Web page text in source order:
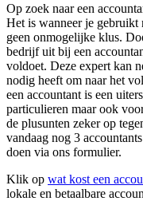
Op zoek naar een
Het is wanneer je gebruikt
geen onmogelijke klus.
bedrijf uit bij een
voldoet. Deze expert kan
nodig heeft om naar het
een accountant is een
particulieren maar ook
de plusunten zeker op
vandaag nog 3
doen via ons formulier.
Klik op wat kost een
lokale en betaalbare